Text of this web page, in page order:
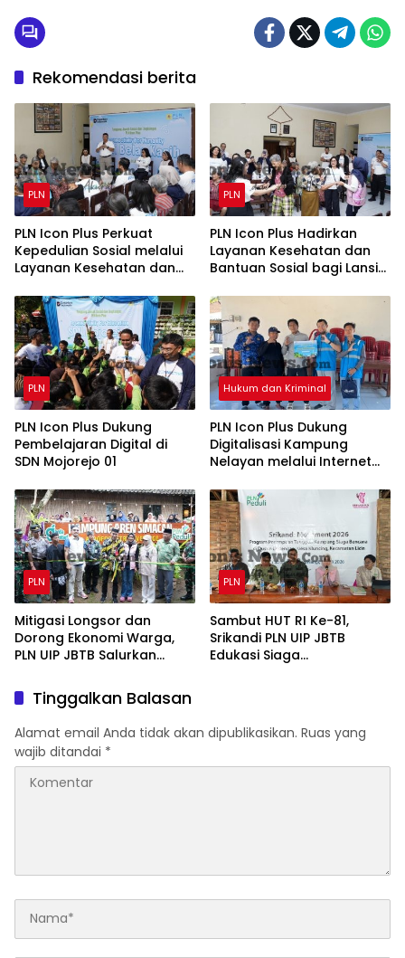
Rekomendasi berita
PLN
PLN Icon Plus Perkuat
Kepedulian Sosial melalui
Layanan Kesehatan dan
bagi Lansia di Malang
PLN
PLN Icon Plus Hadirkan
Layanan Kesehatan dan
Bantuan Sosial bagi Lansia
Malang
PLN
PLN Icon Plus Dukung
Pembelajaran Digital di
SDN Mojorejo 01
Hukum dan Kriminal
PLN Icon Plus Dukung
Digitalisasi Kampung
Nelayan melalui Internet
Rajatama
PLN
Mitigasi Longsor dan
Dorong Ekonomi Warga,
PLN UIP JBTB Salurkan
Pohon Aren Genjah Asal
Aceh di Banyuwangi
PLN
Sambut HUT RI Ke-81,
Srikandi PLN UIP JBTB
Edukasi Siaga
Banyuwangi.
Tinggalkan Balasan
Alamat email Anda tidak akan dipublikasikan. Ruas yang
wajib ditandai *